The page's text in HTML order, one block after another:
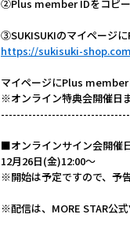
②Plus member IDをコピー
③SUKISUKIのマイページ
https://sukisuki-
マイページにPlus member
※オンライン特典会開催日
■オンラインサイン会開催
12月26日(金)12:00～
※開始は予定ですので、予
※配信は、MORE STAR公